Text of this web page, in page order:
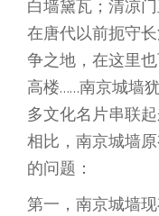
白墙黛瓦；清凉
在唐代以前扼守
争之地，在这里
高楼……南京城墙
多文化名片串联
相比，南京城墙
的问题：
第一，南京城墙